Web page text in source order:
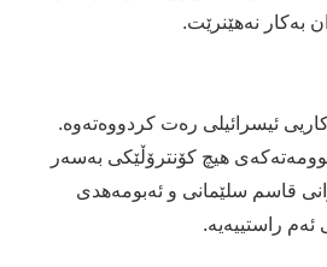
بەكار نەهێنرێت.
ئیسرائیلی رەت كردووەتەوە.
هیچ كۆنترۆڵێكی بەسەر
قاسم سلێمانی و ئەبومەهدی
راستییەیە.